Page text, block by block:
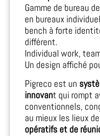
Gamme de bureau
en bureaux
bench à forte
différent.
Individual work,
Un design affiché
Pigreco est un
innovant qui rompt
conventionnels,
au mieux les lieux
opératifs et de